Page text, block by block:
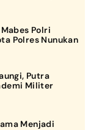
Polri
Polres Nunukan
Putra
Militer
Menjadi